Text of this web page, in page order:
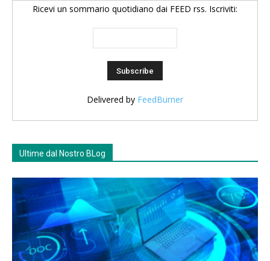
Ricevi un sommario quotidiano dai FEED rss. Iscriviti:
Delivered by FeedBurner
Ultime dal Nostro BLog